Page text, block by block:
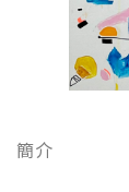
簡介